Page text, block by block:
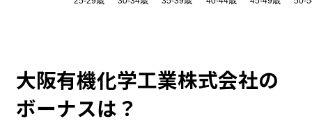
大阪有機化学工業株式会社の
ボーナスは？